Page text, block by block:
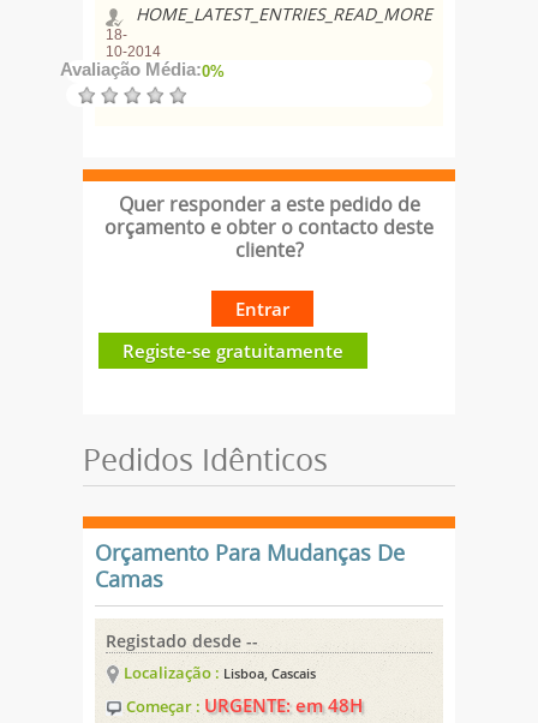
HOME_LATEST_ENTRIES_READ_MORE
18-
10-2014
Avaliação Média:0%
Quer responder a este pedido de
orçamento e obter o contacto deste
cliente?
Entrar
Registe-se gratuitamente
Pedidos Idênticos
Orçamento Para Mudanças De
Camas
Registado desde --
Localização : Lisboa, Cascais
Começar : URGENTE: em 48H